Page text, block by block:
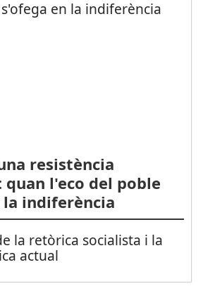
resistència
quan l'eco del poble
la indiferència
la retòrica socialista i la
actual